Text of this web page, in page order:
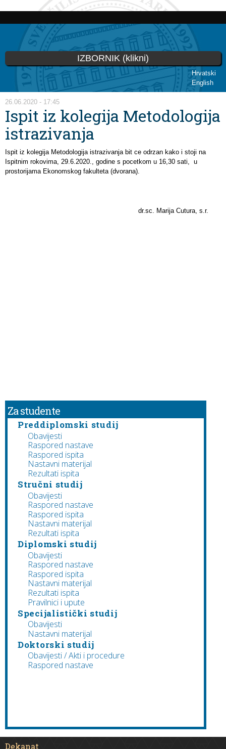
Skoči
glavni
sadržaj
Hrvatski
English
IZBORNIK (klikni)
Vi ste ovdje
26.06.2020 - 17:45
Ispit iz kolegija Metodologija
istrazivanja
Ispit iz kolegija Metodologija istrazivanja bit ce odrzan kako i stoji na
Ispitnim rokovima, 29.6.2020., godine s pocetkom u 16,30 sati, u
prostorijama Ekonomskog fakulteta (dvorana).
dr.sc. Marija Cutura, s.r.
Za studente
Preddiplomski studij
Obavijesti
Raspored nastave
Raspored ispita
Nastavni materijal
Rezultati ispita
Stručni studij
Obavijesti
Raspored nastave
Raspored ispita
Nastavni materijal
Rezultati ispita
Diplomski studij
Obavijesti
Raspored nastave
Raspored ispita
Nastavni materijal
Rezultati ispita
Pravilnici i upute
Specijalistički studij
Obavijesti
Nastavni materijal
Doktorski studij
Obavijesti / Akti i procedure
Raspored nastave
Dekanat